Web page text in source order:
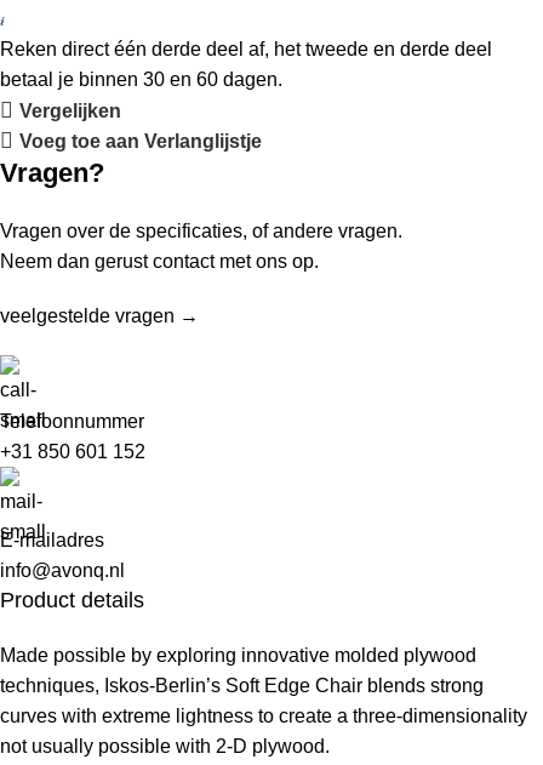
Reken direct één derde deel af, het tweede en derde deel
betaal je binnen 30 en 60 dagen.
Vergelijken
Voeg toe aan Verlanglijstje
Vragen?
Vragen over de specificaties, of andere vragen.
Neem dan gerust contact met ons op.
veelgestelde vragen →
Telefoonnummer
+31 850 601 152
E-mailadres
info@avonq.nl
Product details
Made possible by exploring innovative molded plywood
techniques, Iskos-Berlin’s Soft Edge Chair blends strong
curves with extreme lightness to create a three-dimensionality
not usually possible with 2-D plywood.